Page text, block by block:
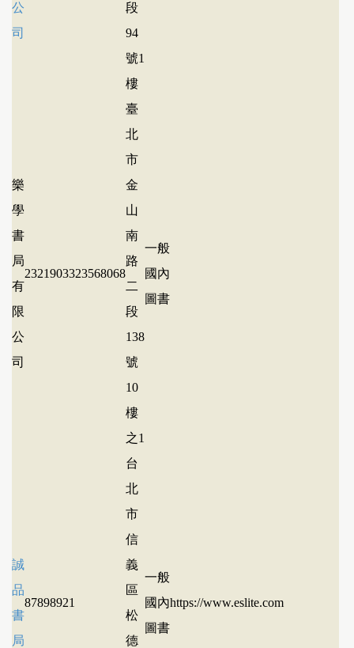
公
司
段
94
號1
樓
樂
學
書
局
有
限
公
司
2321903323568068
臺
北
市
金
山
南
路
二
段
138
號
10
樓
之1
一般
國內
圖書
誠
品
書
局
87898921
台
北
市
信
義
區
松
德
一般
國內
圖書
https://www.eslite.com